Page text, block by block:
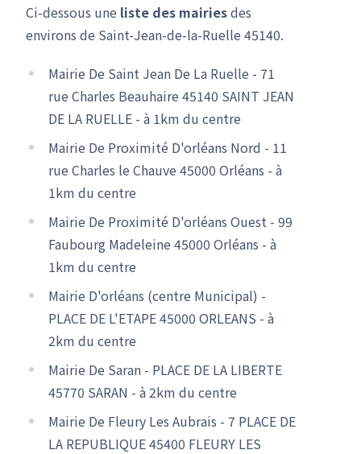
Ci-dessous une liste des mairiesdes
environs de Saint-Jean-de-la-Ruelle 45140.
Mairie De Saint Jean De La Ruelle - 71
rue Charles Beauhaire 45140 SAINT JEAN
DE LA RUELLE - à 1km du centre
Mairie De Proximité D'orléans Nord - 11
rue Charles le Chauve 45000 Orléans - à
1km du centre
Mairie De Proximité D'orléans Ouest - 99
Faubourg Madeleine 45000 Orléans - à
1km du centre
Mairie D'orléans (centre Municipal) -
PLACE DE L'ETAPE 45000 ORLEANS - à
2km du centre
Mairie De Saran - PLACE DE LA LIBERTE
45770 SARAN - à 2km du centre
Mairie De Fleury Les Aubrais - 7 PLACE DE
LA REPUBLIQUE 45400 FLEURY LES